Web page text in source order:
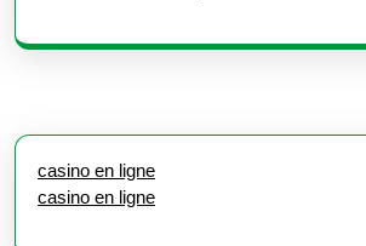
casino en ligne
casino en ligne